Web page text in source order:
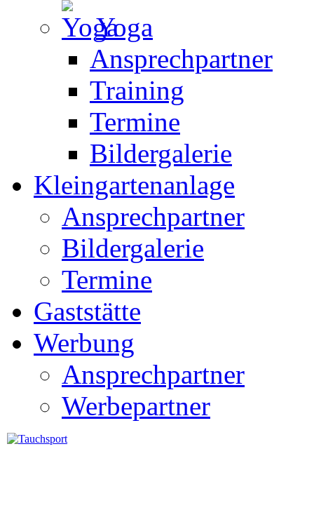
Yoga
Ansprechpartner
Training
Termine
Bildergalerie
Kleingartenanlage
Ansprechpartner
Bildergalerie
Termine
Gaststätte
Werbung
Ansprechpartner
Werbepartner